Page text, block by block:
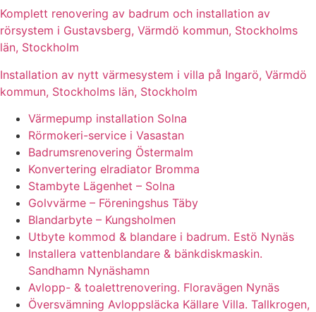
Komplett renovering av badrum och installation av
rörsystem i Gustavsberg, Värmdö kommun, Stockholms
län, Stockholm
Installation av nytt värmesystem i villa på Ingarö, Värmdö
kommun, Stockholms län, Stockholm
Värmepump installation Solna
Rörmokeri-service i Vasastan
Badrumsrenovering Östermalm
Konvertering elradiator Bromma
Stambyte Lägenhet – Solna
Golvvärme – Föreningshus Täby
Blandarbyte – Kungsholmen
Utbyte kommod & blandare i badrum. Estö Nynäs
Installera vattenblandare & bänkdiskmaskin.
Sandhamn Nynäshamn
Avlopp- & toalettrenovering. Floravägen Nynäs
Översvämning Avloppsläcka Källare Villa. Tallkrogen,